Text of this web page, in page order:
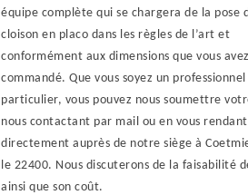
équipe complète qui se chargera de la pose
cloison en placo dans les règles de l’art et
conformément aux dimensions que vous avez
commandé. Que vous soyez un
particulier, vous pouvez nous soumettre
nous contactant par mail ou en vous rendant
directement auprès de notre siège à
le 22400. Nous discuterons de la faisabilité
ainsi que son coût.